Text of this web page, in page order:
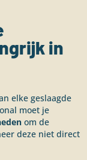
in
elke geslaagde
moet je
om de
deze niet direct